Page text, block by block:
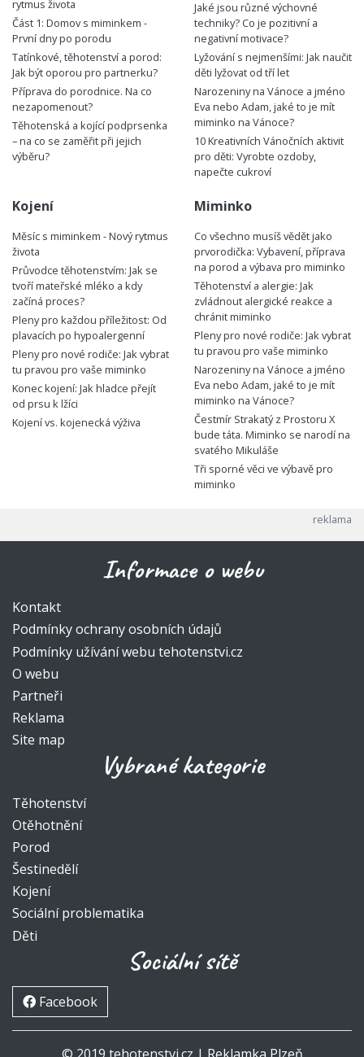
rytmus života
Část 1: Domov s miminkem -
První dny po porodu
Tatínkové, těhotenství a porod:
Jak být oporou pro partnerku?
Příprava do porodnice. Na co
nezapomenout?
Těhotenská a kojící podprsenka
– na co se zaměřit při jejich
výběru?
Jaké jsou různé výchovné
techniky? Co je pozitivní a
negativní motivace?
Lyžování s nejmenšími: Jak naučit
děti lyžovat od tří let
Narozeniny na Vánoce a jméno
Eva nebo Adam, jaké to je mít
miminko na Vánoce?
10 Kreativních Vánočních aktivit
pro děti: Vyrobte ozdoby,
napečte cukroví
Kojení
Měsíc s miminkem - Nový rytmus
života
Průvodce těhotenstvím: Jak se
tvoří mateřské mléko a kdy
začíná proces?
Pleny pro každou příležitost: Od
plavacích po hypoalergenní
Pleny pro nové rodiče: Jak vybrat
tu pravou pro vaše miminko
Konec kojení: Jak hladce přejít
od prsu k lžíci
Kojení vs. kojenecká výživa
Miminko
Co všechno musíš vědět jako
prvorodička: Vybavení, příprava
na porod a výbava pro miminko
Těhotenství a alergie: Jak
zvládnout alergické reakce a
chránit miminko
Pleny pro nové rodiče: Jak vybrat
tu pravou pro vaše miminko
Narozeniny na Vánoce a jméno
Eva nebo Adam, jaké to je mít
miminko na Vánoce?
Čestmír Strakatý z Prostoru X
bude táta. Miminko se narodí na
svatého Mikuláše
Tři sporné věci ve výbavě pro
miminko
Informace o webu
Kontakt
Podmínky ochrany osobních údajů
Podmínky užívání webu tehotenstvi.cz
O webu
Partneři
Reklama
Site map
Vybrané kategorie
Těhotenství
Otěhotnění
Porod
Šestinedělí
Kojení
Sociální problematika
Děti
Sociální sítě
Facebook